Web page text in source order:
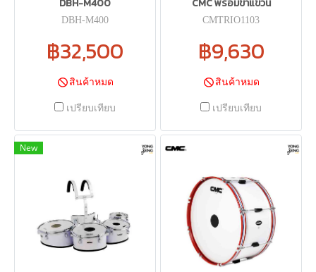
DBH-M400
DBH-M400
฿32,500
สินค้าหมด
เปรียบเทียบ
CMC พร้อมขาแขวน
CMTRIO1103
฿9,630
สินค้าหมด
เปรียบเทียบ
New